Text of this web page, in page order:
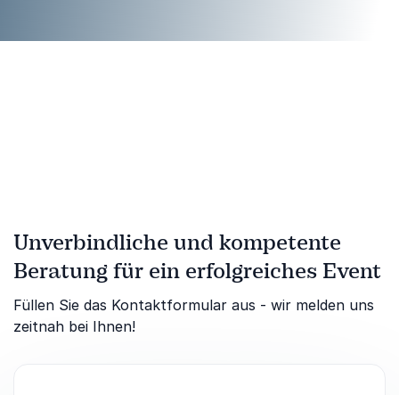
Unverbindliche und kompetente
Beratung für ein erfolgreiches Event
Füllen Sie das Kontaktformular aus - wir melden uns
zeitnah bei Ihnen!